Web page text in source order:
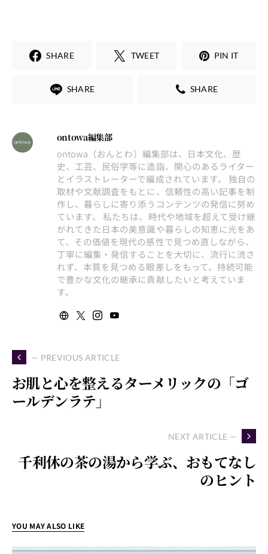
SHARE TWEET PIN IT
SHARE SHARE
ontowa編集部
ontowa（おんとわ）編集部は、日本文化、歴
史、工芸、民俗学等に造詣、関心のあるライター
とイラストレーターで編成されています。 独自の
取材や文献調査をもとに、信頼性の高い記事を制
作し、暮らしに寄り添うコンテンツの発信に努め
ています。 私たちは、時代や地域を超えて受け継
がれてきた日本の美意識や暮らしの知恵に光をあ
て、その価値を現代の感性で見つめ直しながら、
丁寧に編集・発信することを大切に、流行に流さ
れず、本質を見つめる眼差しをもって、持続可能
で豊かな文化の継承に貢献したいと考えていま
す。
— PREVIOUS ARTICLE
お肌と心を整えるターメリックの「ゴ
ールデンラテ」
NEXT ARTICLE —
千利休の茶の湯から学ぶ、おもてなし
のヒント
YOU MAY ALSO LIKE